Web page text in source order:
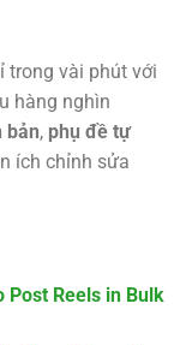
trong vài phút với
hàng nghìn
bản, phụ đề tự
ích chỉnh sửa
Post Reels in Bulk